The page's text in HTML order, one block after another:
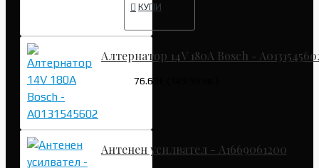
КУПИ
Алтернатор 14V 180A Bosch -
76.69€ (149.99 лв.)
Антенен усилвател - A1669061200